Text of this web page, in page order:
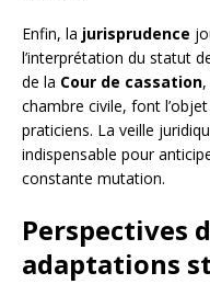
Enfin, la jurisprudence
l’interprétation du statut
de la Cour de cassation
chambre civile, font
praticiens. La veille
indispensable pour
constante mutation.
Perspectives
adaptations